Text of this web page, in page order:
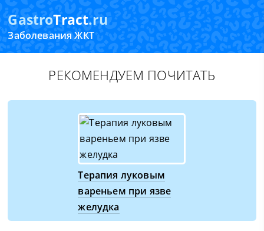
GastroTract.ru
Заболевания ЖКТ
РЕКОМЕНДУЕМ ПОЧИТАТЬ
Терапия луковым
вареньем при язве
желудка